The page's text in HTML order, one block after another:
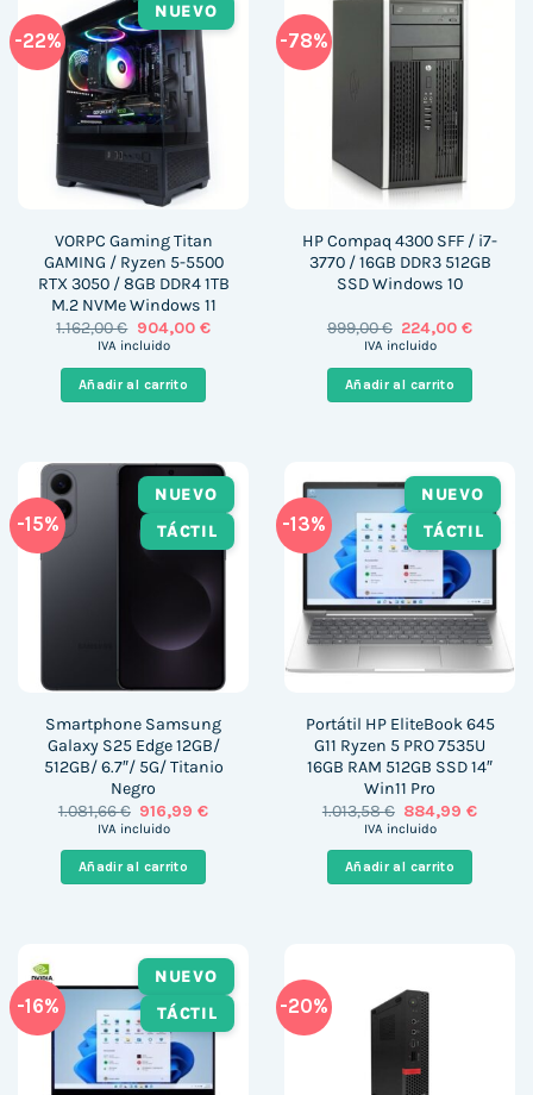
-22%
NUEVO
VORPC Gaming Titan
GAMING / Ryzen 5-5500
RTX 3050 / 8GB DDR4 1TB
M.2 NVMe Windows 11
1.162,00€ El
precio
era:
1.162,00 €.
904,00 €El
IVA incluido
Añadir al carrito
-78%
HP Compaq 4300 SFF / i7-
3770 / 16GB DDR3 512GB
SSD Windows 10
999,00€ El
precio
era:
999,00 €.
224,00€El
es:
IVA incluido
Añadir al carrito
-15%
NUEVO
TÁCTIL
Smartphone Samsung
Galaxy S25 Edge 12GB/
512GB/ 6.7″/ 5G/ Titanio
Negro
1.081,66€ El
precio
era:
1.081,66 €.
916,99€El
IVA incluido
Añadir al carrito
-13%
NUEVO
TÁCTIL
Portátil HP EliteBook 645
G11 Ryzen 5 PRO 7535U
16GB RAM 512GB SSD 14″
Win11 Pro
1.013,58€ El
precio
era:
1.013,58 €.
884,99€El
IVA incluido
Añadir al carrito
-16%
NUEVO
TÁCTIL
-20%